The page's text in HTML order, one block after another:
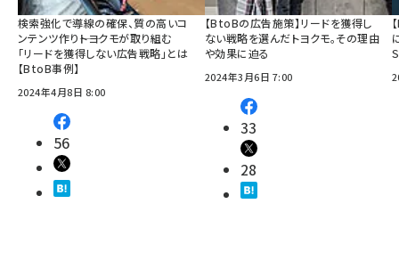
検索強化で導線の確保、質の高いコ
ンテンツ作り――トヨクモが取り組む
「リードを獲得しない広告戦略」とは
【BtoB事例】
2024年4月8日 8:00
56
【BtoBの広告施策】リードを獲得し
ない戦略を選んだトヨクモ。その理由
や効果に迫る
2024年3月6日 7:00
33
28